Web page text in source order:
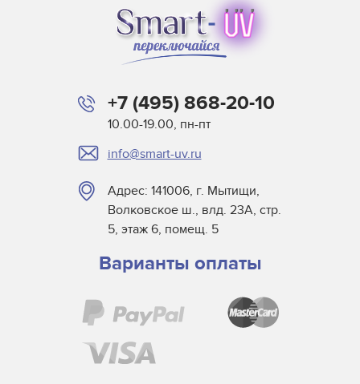
+7 (495) 868-20-10
10.00-19.00, пн-пт
info@smart-uv.ru
Адрес: 141006, г. Мытищи,
Волковское ш., влд. 23А, стр.
5, этаж 6, помещ. 5
Варианты оплаты